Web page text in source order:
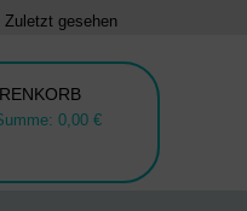
Zuletzt gesehen
0,00 €